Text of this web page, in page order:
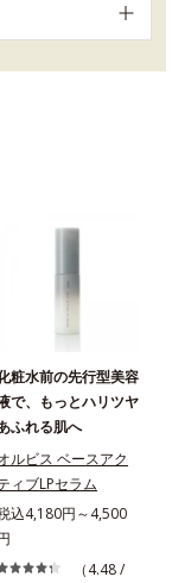
粧水前の先行型美容
で、もっとハリツヤ
ふれる肌へ
ルビス ベースアク
ィブLPセラム
込4,180円～4,500
（4.48 /